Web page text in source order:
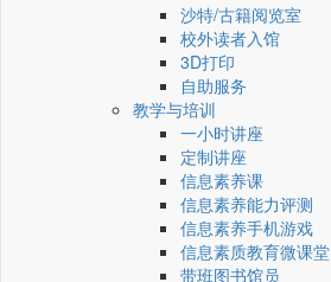
沙特/古籍阅览室
校外读者入馆
3D打印
自助服务
教学与培训
一小时讲座
定制讲座
信息素养课
信息素养能力评测
信息素养手机游戏
信息素质教育微课堂
带班图书馆员